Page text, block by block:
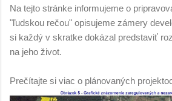
Na tejto stránke informujeme o
"ľudskou rečou" opisujeme zámery
si každý v skratke dokázal predstaviť
na jeho život.
Prečítajte si viac o plánovaných